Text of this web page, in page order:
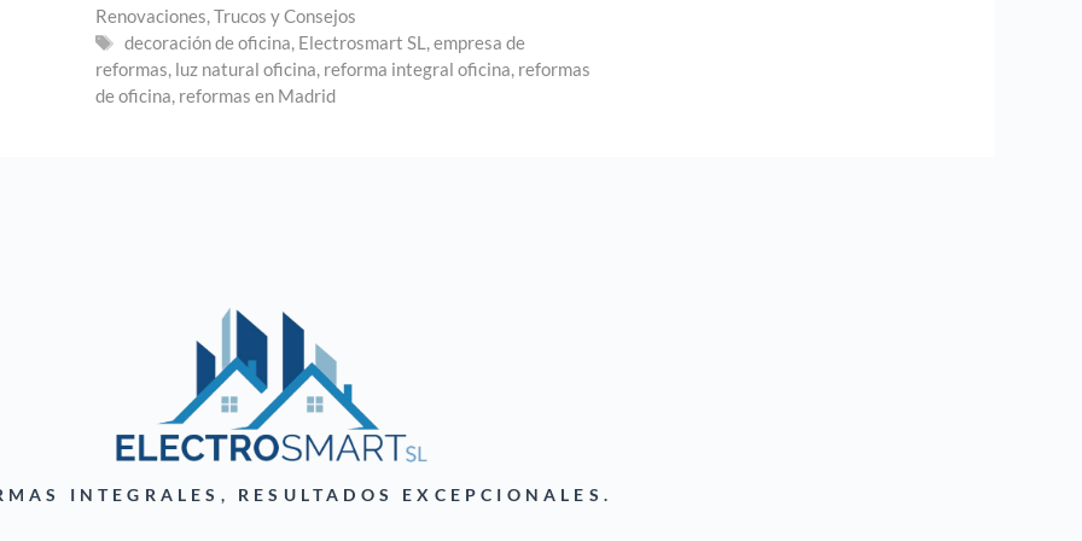
Renovaciones,Trucos y Consejos
Etiquetas
decoración de oficina, Electrosmart SL,empresa de
reformas, luz natural oficina, reforma integral oficina, reformas
de oficina, reformas en Madrid
INTEGRALES, RESULTADOS EXCEPCIONALES.